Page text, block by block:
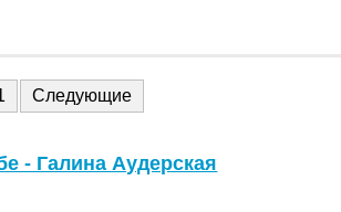
Следующие
- Галина Аудерская